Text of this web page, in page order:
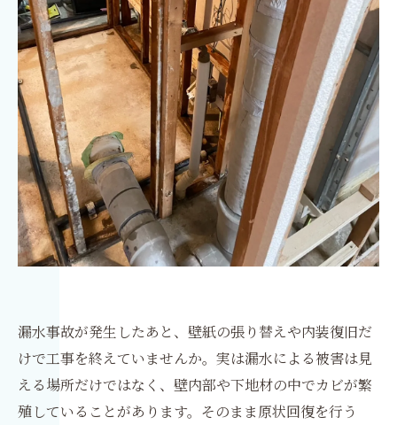
漏水事故が発生したあと、壁紙の張り替えや内装復旧だ
けで工事を終えていませんか。実は漏水による被害は見
える場所だけではなく、壁内部や下地材の中でカビが繁
殖していることがあります。そのまま原状回復を行う